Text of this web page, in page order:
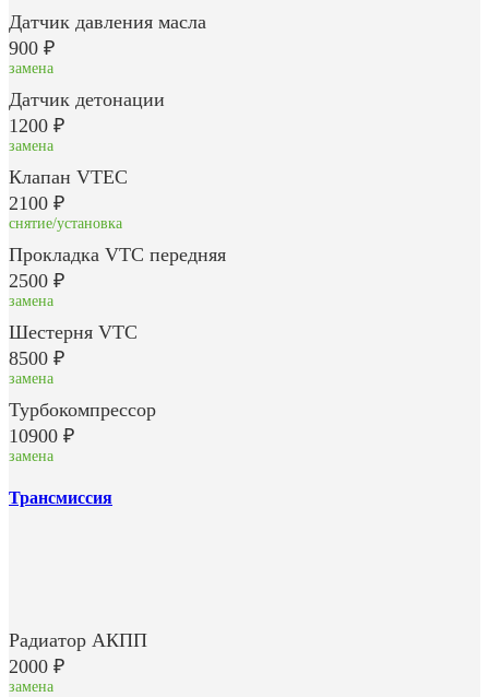
Датчик давления масла
900 ₽
замена
Датчик детонации
1200 ₽
замена
Клапан VTEC
2100 ₽
снятие/установка
Прокладка VTC передняя
2500 ₽
замена
Шестерня VTC
8500 ₽
замена
Турбокомпрессор
10900 ₽
замена
Трансмиссия
Радиатор АКПП
2000 ₽
замена